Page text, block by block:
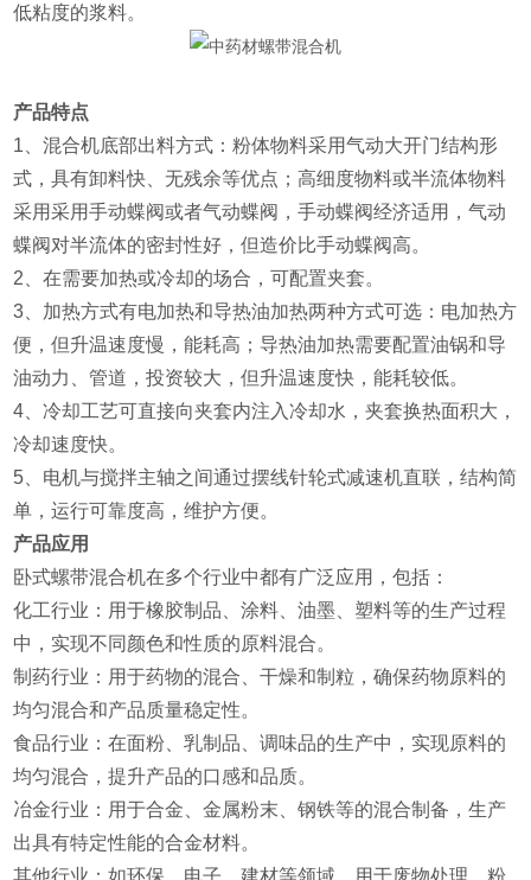
低粘度的浆料。
产品特点
1、混合机底部出料方式：粉体物料采用气动大开门结构形
式，具有卸料快、无残余等优点；高细度物料或半流体物料
采用采用手动蝶阀或者气动蝶阀，手动蝶阀经济适用，气动
蝶阀对半流体的密封性好，但造价比手动蝶阀高。
2、在需要加热或冷却的场合，可配置夹套。
3、加热方式有电加热和导热油加热两种方式可选：电加热方
便，但升温速度慢，能耗高；导热油加热需要配置油锅和导
油动力、管道，投资较大，但升温速度快，能耗较低。
4、冷却工艺可直接向夹套内注入冷却水，夹套换热面积大，
冷却速度快。
5、电机与搅拌主轴之间通过摆线针轮式减速机直联，结构简
单，运行可靠度高，维护方便。
产品应用
卧式螺带混合机在多个行业中都有广泛应用，包括：
‌化工行业‌：用于橡胶制品、涂料、油墨、塑料等的生产过程
中，实现不同颜色和性质的原料混合‌。
‌制药行业‌：用于药物的混合、干燥和制粒，确保药物原料的
均匀混合和产品质量稳定性‌。
‌食品行业‌：在面粉、乳制品、调味品的生产中，实现原料的
均匀混合，提升产品的口感和品质‌。
‌冶金行业‌：用于合金、金属粉末、钢铁等的混合制备，生产
出具有特定性能的合金材料‌。
‌其他行业‌：如环保、电子、建材等领域，用于废物处理、粉